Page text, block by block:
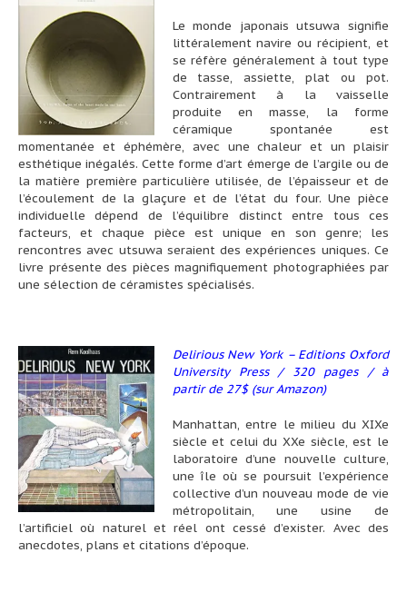
Le monde japonais utsuwa signifie
littéralement navire ou récipient, et
se réfère généralement à tout type
de tasse, assiette, plat ou pot.
Contrairement à la vaisselle
produite en masse, la forme
céramique spontanée est
momentanée et éphémère, avec une chaleur et un plaisir
esthétique inégalés. Cette forme d’art émerge de l’argile ou de
la matière première particulière utilisée, de l’épaisseur et de
l’écoulement de la glaçure et de l’état du four. Une pièce
individuelle dépend de l’équilibre distinct entre tous ces
facteurs, et chaque pièce est unique en son genre; les
rencontres avec utsuwa seraient des expériences uniques. Ce
livre présente des pièces magnifiquement photographiées par
une sélection de céramistes spécialisés.
Delirious New York – Editions Oxford
University Press / 320 pages / à
partir de 27$ (sur Amazon)
Manhattan, entre le milieu du XIXe
siècle et celui du XXe siècle, est le
laboratoire d’une nouvelle culture,
une île où se poursuit l’expérience
collective d’un nouveau mode de vie
métropolitain, une usine de
l’artificiel où naturel et réel ont cessé d’exister. Avec des
anecdotes, plans et citations d’époque.